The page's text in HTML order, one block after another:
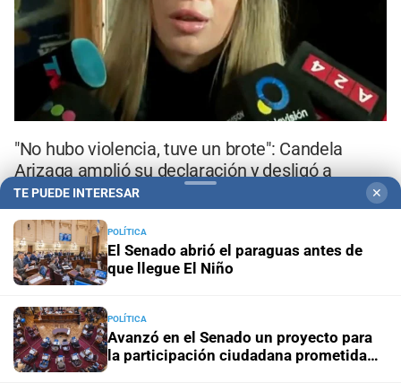
"No hubo violencia, tuve un brote": Candela
Arizaga amplió su declaración y desligó a
Facundo Moyano
El 80 % de las especies de
mariposas se está mudando
TE PUEDE INTERESAR ✕
POLÍTICA
El Senado abrió el paraguas antes de
que llegue El Niño
POLÍTICA
Avanzó en el Senado un proyecto para
la participación ciudadana prometida